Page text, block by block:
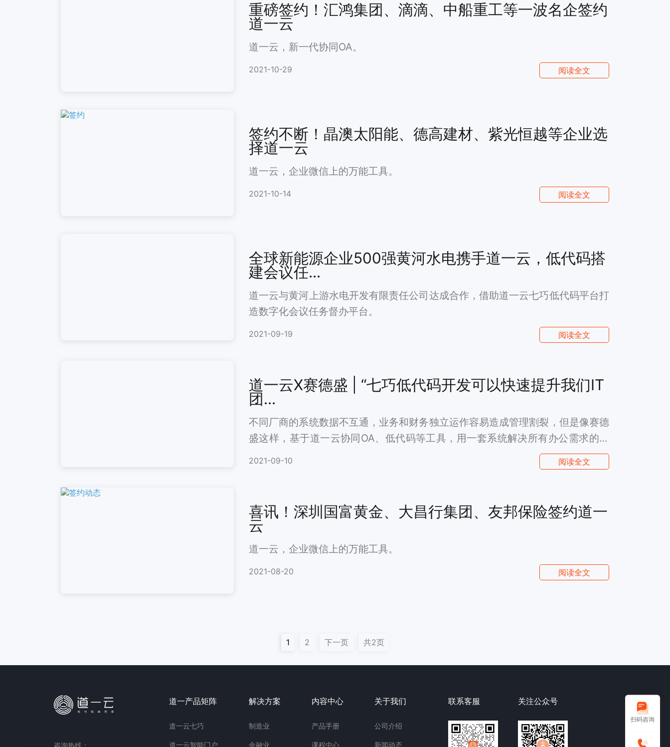
扫码咨询
重磅签约！汇鸿集团、滴滴、中船重工等一波名企签约
道一云
道一云，新一代协同OA。
2021-10-29 阅读全文
签约不断！晶澳太阳能、德高建材、紫光恒越等企业选
择道一云
道一云，企业微信上的万能工具。
2021-10-14 阅读全文
全球新能源企业500强黄河水电携手道一云，低代码搭
建会议任...
道一云与黄河上游水电开发有限责任公司达成合作，借助道一云七巧低代码平台打
造数字化会议任务督办平台。
2021-09-19 阅读全文
道一云X赛德盛 | “七巧低代码开发可以快速提升我们IT
团...
不同厂商的系统数据不互通，业务和财务独立运作容易造成管理割裂，但是像赛德
盛这样，基于道一云协同OA、低代码等工具，用一套系统解决所有办公需求的企
2021-09-10 阅读全文
喜讯！深圳国富黄金、大昌行集团、友邦保险签约道一
云
道一云，企业微信上的万能工具。
2021-08-20 阅读全文
1 2 下一页 共2页
咨询热线：
道一产品矩阵
道一云七巧
道一云智能门户
解决方案
制造业
金融业
内容中心
产品手册
课程中心
关于我们
公司介绍
新闻动态
联系客服 关注公众号